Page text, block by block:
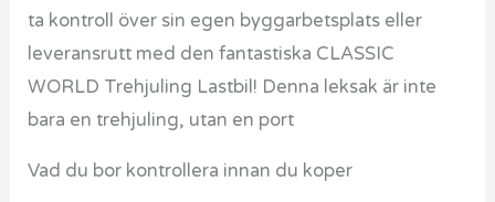
ta kontroll över sin egen byggarbetsplats eller
leveransrutt med den fantastiska CLASSIC
WORLD Trehjuling Lastbil! Denna leksak är inte
bara en trehjuling, utan en port
Vad du bor kontrollera innan du koper